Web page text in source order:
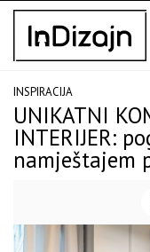
Skip
content
INSPIRACIJA
UNIKATNI
INTERIJER:
namještajem